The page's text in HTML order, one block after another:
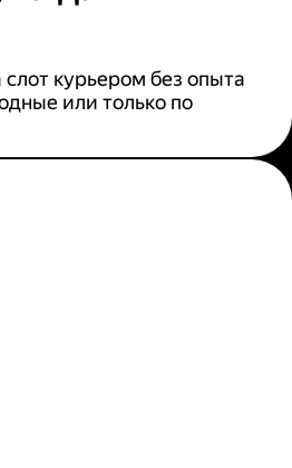
курьером без опыта
или только по